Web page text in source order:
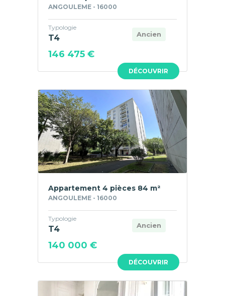
DÉCOUVRIR
ANGOULEME - 16000
Ancien
Typologie
T4
146 475 €
DÉCOUVRIR
Appartement 4 pièces 84 m²
ANGOULEME - 16000
Ancien
Typologie
T4
140 000 €